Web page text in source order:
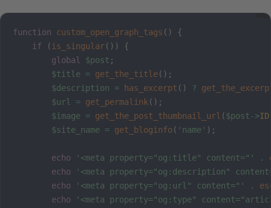
function custom_open_graph_tags ( )
{
if
( is_singular( ) )
{
global
$post ;
$title = get_the_title( ) ;
$description
= has_excerpt ( ) ?
$url
= get_permalink ( ) ;
$image = get_the_post_thumbnail_url ($post->ID
$site_name = get_bloginfo( 'name' ) ;
echo '<meta property="og:title" content="' .
echo
'<meta property="og:description"
echo
'<meta property="og:url" content="' .
echo
'<meta property="og:type"